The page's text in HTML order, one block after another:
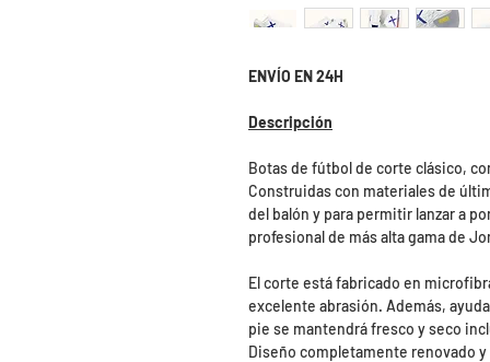
ENVÍO EN 24H
Descripción
Botas de fútbol de corte clásico,
Construidas con materiales de
del balón y para permitir lanzar a
profesional de más alta gama de
El corte está fabricado en
excelente abrasión. Además,
pie se mantendrá fresco y seco
Diseño completamente renovado